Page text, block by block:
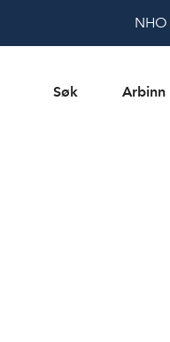
NHO
Søk Arbinn